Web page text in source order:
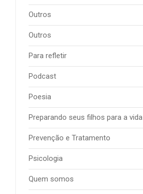
Outros
Outros
Para refletir
Podcast
Poesia
Preparando seus filhos para a vida
Prevenção e Tratamento
Psicologia
Quem somos